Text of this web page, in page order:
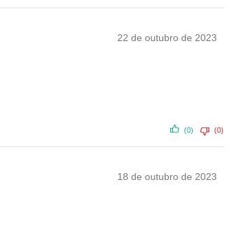
22 de outubro de 2023
(0) (0)
18 de outubro de 2023